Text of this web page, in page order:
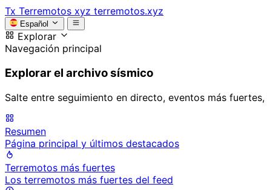
Tx Terremotos xyz terremotos.xyz
Español
Explorar
Navegación principal
Explorar el archivo sísmico
Salte entre seguimiento en directo, eventos más
Resumen
Página principal y últimos destacados
Terremotos más fuertes
Los terremotos más fuertes del feed